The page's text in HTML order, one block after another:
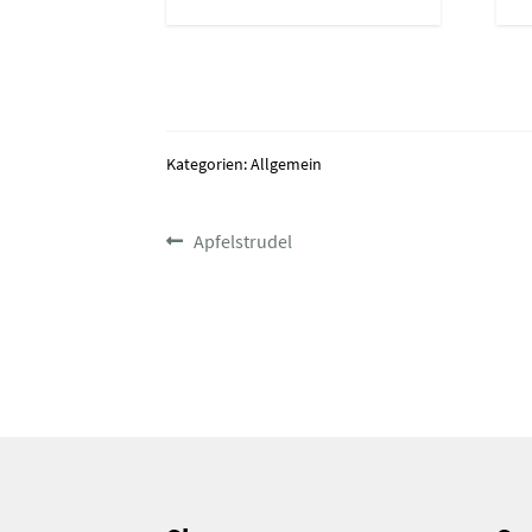
Kategorien: Allgemein
BEITRAGSNAVIGATION
Vorheriger
Apfelstrudel